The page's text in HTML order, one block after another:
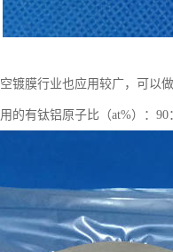
镀膜行业也应用较广，可以
的有钛铝原子比（at%）：90